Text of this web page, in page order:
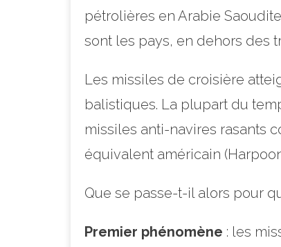
pétrolières en Arabie
sont les pays, en dehors des
Les missiles de croisière
balistiques. La plupart du
missiles anti-navires rasants
équivalent américain
Que se passe-t-il alors pour
Premier phénomène : les